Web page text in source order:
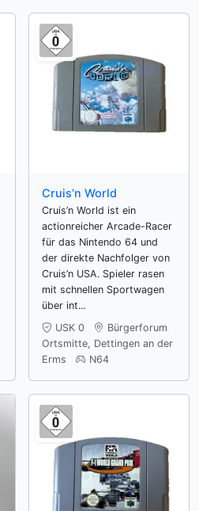
Cruis’n World
Cruis’n World ist ein
actionreicher Arcade-Racer
für das Nintendo 64 und
der direkte Nachfolger von
Cruis’n USA. Spieler rasen
mit schnellen Sportwagen
über int...
USK 0
Bürgerforum
Ortsmitte, Dettingen an der
Erms
N64